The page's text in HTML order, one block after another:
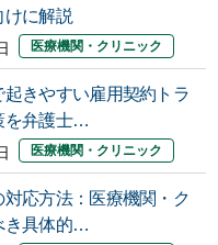
けに解説
医療機関・クリニック
きやすい雇用契約トラ
を弁護士…
医療機関・クリニック
対応方法：医療機関・ク
き具体的…